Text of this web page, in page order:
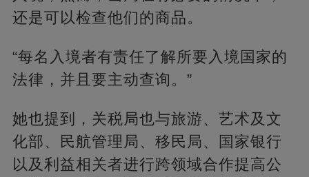
还是可以检查他们的商品。
“每名入境者有责任了解所要入境国家的
法律，并且要主动查询。”
她也提到，关税局也与旅游、艺术及文
化部、民航管理局、移民局、国家银行
以及利益相关者进行跨领域合作提高公